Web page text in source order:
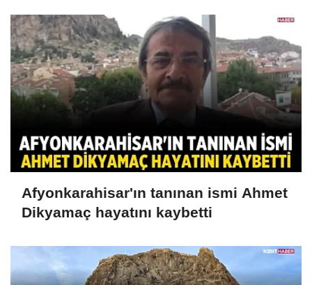
Afyonkarahisar'ın tanınan ismi Ahmet
Dikyamaç hayatını kaybetti